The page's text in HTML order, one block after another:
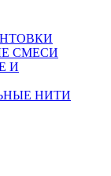
СМЕСИ
И
НИТИ